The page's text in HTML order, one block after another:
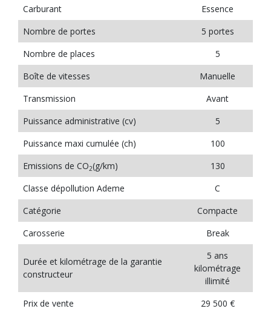
Carburant
Essence
Nombre de portes
5 portes
Nombre de places
5
Boîte de vitesses
Manuelle
Transmission
Avant
Puissance administrative (cv)
5
Puissance maxi cumulée (ch)
100
Emissions de CO2(g/km)
130
Classe dépollution Ademe
C
Catégorie
Compacte
Carosserie
Break
Durée et kilométrage de la garantie
constructeur
5 ans
kilométrage
illimité
Prix de vente
29 500 €